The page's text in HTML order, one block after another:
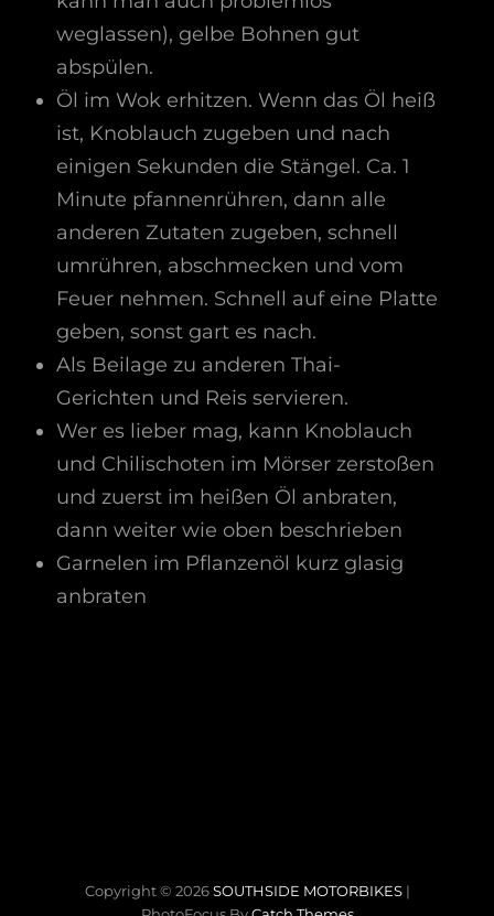
weglassen), gelbe Bohnen gut
abspülen.
Öl im Wok erhitzen. Wenn das Öl heiß
ist, Knoblauch zugeben und nach
einigen Sekunden die Stängel. Ca. 1
Minute pfannenrühren, dann alle
anderen Zutaten zugeben, schnell
umrühren, abschmecken und vom
Feuer nehmen. Schnell auf eine Platte
geben, sonst gart es nach.
Als Beilage zu anderen Thai-
Gerichten und Reis servieren.
Wer es lieber mag, kann Knoblauch
und Chilischoten im Mörser zerstoßen
und zuerst im heißen Öl anbraten,
dann weiter wie oben beschrieben
Garnelen im Pflanzenöl kurz glasig
anbraten
Copyright © 2026SOUTHSIDE MOTORBIKES |